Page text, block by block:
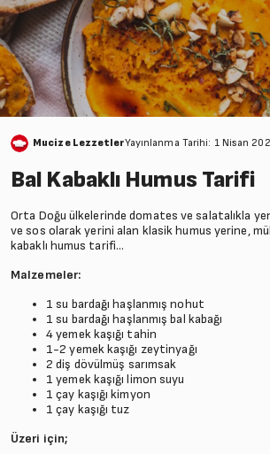
Mucize LezzetlerYayınlanma Tarihi: 1 Nisan
Bal Kabaklı Humus Tarifi
Orta Doğu ülkelerinde domates ve salatalıkla
ve sos olarak yerini alan klasik humus yerine,
kabaklı humus tarifi…
Malzemeler:
1 su bardağı haşlanmış nohut
1 su bardağı haşlanmış bal kabağı
4 yemek kaşığı tahin
1-2 yemek kaşığı zeytinyağı
2 diş dövülmüş sarımsak
1 yemek kaşığı limon suyu
1 çay kaşığı kimyon
1 çay kaşığı tuz
Üzeri için;